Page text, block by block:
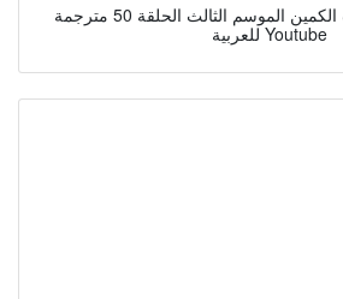
مسلسل وادي الذئاب الكمين الموسم الثالث الحلقة 50 مترجمة
للعربية Youtube